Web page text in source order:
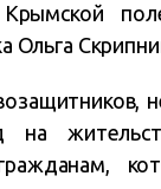
Крымской
Ольга